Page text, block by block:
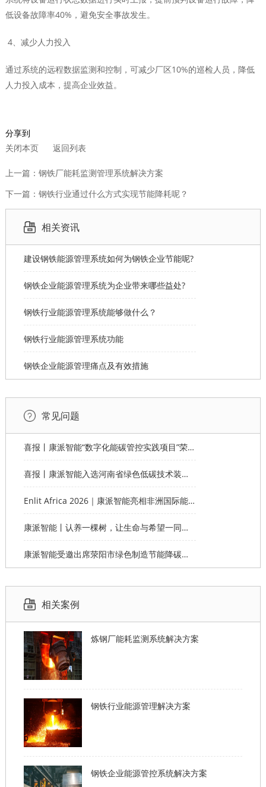
低设备故障率40%，避免安全事故发生。
4、减少人力投入
通过系统的远程数据监测和控制，可减少厂区10%的巡检人员，降低
人力投入成本，提高企业效益。
分享到
关闭本页
返回列表
上一篇：钢铁厂能耗监测管理系统解决方案
下一篇：钢铁行业通过什么方式实现节能降耗呢？
相关资讯
建设钢铁能源管理系统如何为钢铁企业节能呢?
钢铁企业能源管理系统为企业带来哪些益处?
钢铁行业能源管理系统能够做什么？
钢铁行业能源管理系统功能
钢铁企业能源管理痛点及有效措施
常见问题
喜报丨康派智能“数字化能碳管控实践项目”荣获第十一届“创客中国”郑州市分赛企业组优秀奖
喜报丨康派智能入选河南省绿色低碳技术装备应用典型案例
Enlit Africa 2026｜康派智能亮相非洲国际能源电力展，赋能非洲能源数字化绿色转型
康派智能丨认养一棵树，让生命与希望一同生长
康派智能受邀出席荥阳市绿色制造节能降碳工作说明会并作主题分享
相关案例
炼钢厂能耗监测系统解决方案
钢铁行业能源管理解决方案
钢铁企业能源管控系统解决方案